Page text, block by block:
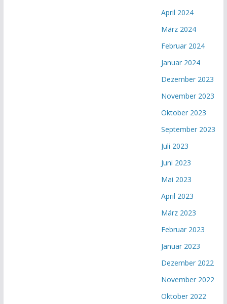
April 2024
März 2024
Februar 2024
Januar 2024
Dezember 2023
November 2023
Oktober 2023
September 2023
Juli 2023
Juni 2023
Mai 2023
April 2023
März 2023
Februar 2023
Januar 2023
Dezember 2022
November 2022
Oktober 2022